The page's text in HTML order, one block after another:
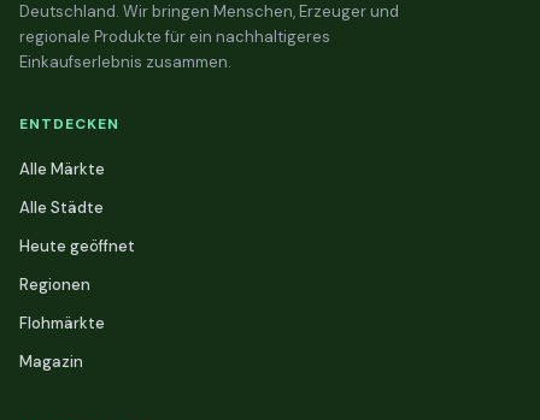
Deutschland. Wir bringen Menschen, Erzeuger und
regionale Produkte für ein nachhaltigeres
Einkaufserlebnis zusammen.
ENTDECKEN
Alle Märkte
Alle Städte
Heute geöffnet
Regionen
Flohmärkte
Magazin